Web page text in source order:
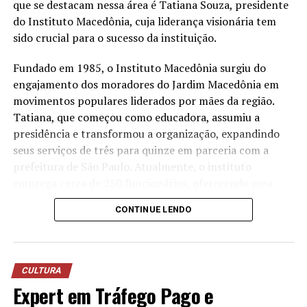
a água utilizada nos processos operacionais e reutilizá-la
na lavagem de veículos, reduzindo o consumo de
recursos naturais.
“Quando falamos em sustentabilidade, precisamos falar
sobre ações práticas e resultados concretos. O reuso da
água mostra que é possível unir eficiência operacional,
preservação ambiental e responsabilidade com as
comunidades onde estamos inseridos. Nosso cuidado
também envolve os uniformes das oficinas, desde
2006, eles são enviados para uma lavanderia industrial
mecânica”, destaca Anderson Acassio Martins,
coordenador Administrativo da Savana.
que se destacam nessa área é Tatiana Souza, presidente
do Instituto Macedônia, cuja liderança visionária tem
sido crucial para o sucesso da instituição.
Fundado em 1985, o Instituto Macedônia surgiu do
engajamento dos moradores do Jardim Macedônia em
movimentos populares liderados por mães da região.
Tatiana, que começou como educadora, assumiu a
presidência e transformou a organização, expandindo
seus serviços de três para quinze em parceria com a
prefeitura de São Paulo. Atualmente, o instituto
ampla gama de serviços que atendem crianças,
mulheres, idosos e promovem o empreendedorismo e a
A liderança feminina no terceiro setor tem mostrado
resultados notáveis no Brasil. Segundo dados recentes,
as ONGs lideradas por mulheres têm crescido
CONTINUE LENDO
CULTURA
Expert em Tráfego Pago e